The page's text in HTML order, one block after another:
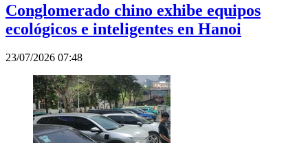
Conglomerado chino exhibe equipos
ecológicos e inteligentes en Hanoi
23/07/2026 07:48